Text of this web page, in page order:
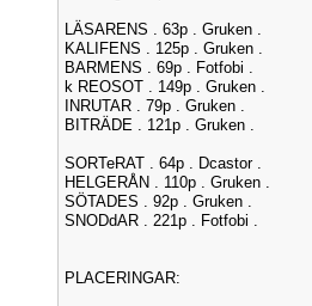
LÄSARENS . 63p . Gruken .
KALIFENS . 125p . Gruken .
BARMENS . 69p . Fotfobi .
k REOSOT . 149p . Gruken .
INRUTAR . 79p . Gruken .
BITRÄDE . 121p . Gruken .
SORTeRAT . 64p . Dcastor .
HELGERÅN . 110p . Gruken .
SÖTADES . 92p . Gruken .
SNODdAR . 221p . Fotfobi .
PLACERINGAR: